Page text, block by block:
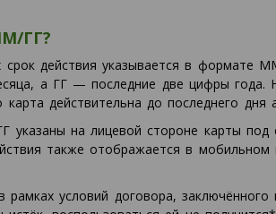
ГГ?
срок действия указывается в
а ГГ — последние две цифры года.
карта действительна до последнего дня
на лицевой стороне карты
также отображается в мобильном
условий договора,